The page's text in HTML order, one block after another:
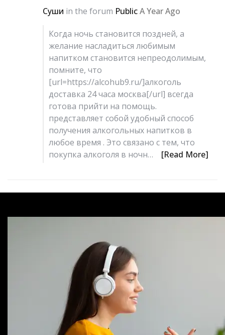
Суши in the forum PublicA Year Ago
Когда ночь становится поздней, а
желание насладиться любимым
напитком становится непреодолимым,
помните, что
[url=https://alcohub9.ru/]алкоголь
доставка 24 часа москва[/url] всегда
готова прийти на помощь.
представляет собой удобный способ
получения алкогольных напитков в
любое время . Это связано с тем, что
покупка алкоголя в ночн…
[Read More]